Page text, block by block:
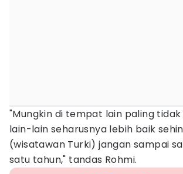
"Mungkin di tempat lain paling tidak
lain-lain seharusnya lebih baik
(wisatawan Turki) jangan sampai
satu tahun," tandas Rohmi.